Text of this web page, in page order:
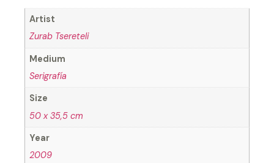
Artist
Zurab Tsereteli
Medium
Serigrafía
Size
50 x 35,5 cm
Year
2009